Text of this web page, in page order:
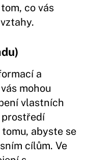
co vás
a
mohou
vlastních
prostředí
abyste se
cílům. Ve